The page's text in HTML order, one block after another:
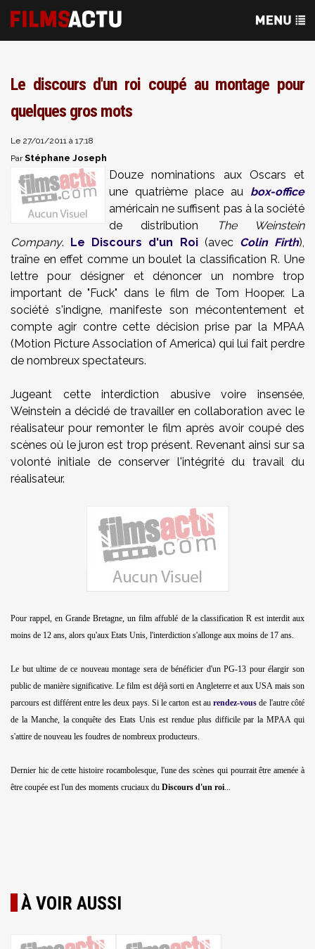
Le discours d'un roi coupé au montage pour
quelques gros mots
Le 27/01/2011 à 17:18
ParStéphane Joseph
Douze nominations aux Oscars et
une quatrième place au box-office
américain ne suffisent pas à la société
de distribution
The Weinstein
Company. Le Discours d'un Roi(avec Colin Firth),
traîne en effet comme un boulet la classification R. Une
lettre pour désigner et dénoncer un nombre trop
important de "Fuck" dans le film de Tom Hooper. La
société s'indigne, manifeste son mécontentement et
compte agir contre cette décision prise par la MPAA
(Motion Picture Association of America) qui lui fait perdre
de nombreux spectateurs.
Jugeant cette interdiction abusive voire insensée,
Weinstein a décidé de travailler en collaboration avec le
réalisateur pour remonter le film après avoir coupé des
scènes où le juron est trop présent. Revenant ainsi sur sa
volonté initiale de conserver l'intégrité du travail du
réalisateur.
Pour rappel, en Grande Bretagne, un film affublé de la classification R est interdit aux
moins de 12 ans, alors qu'aux Etats Unis, l'interdiction s'allonge aux moins de 17 ans.
Le but ultime de ce nouveau montage sera de bénéficier d'un PG-13 pour élargir son
public de manière significative. Le film est déjà sorti en Angleterre et aux USA mais son
parcours est différent entre les deux pays. Si le carton est aurendez-vous de l'autre côté
de la Manche, la conquête des Etats Unis est rendue plus difficile par la MPAA qui
s'attire de nouveau les foudres de nombreux producteurs.
Dernier hic de cette histoire rocambolesque, l'une des scènes qui pourrait être amenée à
être coupée est l'un des moments cruciaux du Discours d'un roi...
À VOIR AUSSI